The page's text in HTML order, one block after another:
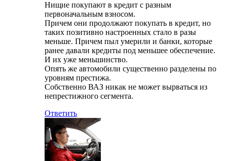
Нищие покупают в кредит с разным
первоначальным взносом.
Причем они продолжают покупать в кредит, но
таких позитивно настроенных стало в разы
меньше. Причем пыл умерили и банки, которые
ранее давали кредиты под меньшее обеспечение.
И их уже меньшинство.
Опять же автомобили существенно разделены по
уровням престижа.
Собственно ВАЗ никак не может вырваться из
непрестижного сегмента.
Ответить